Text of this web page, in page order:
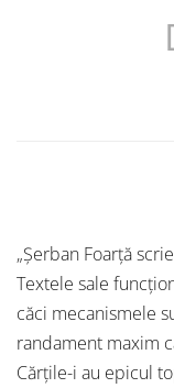
„Șerban Foarță
Textele sale
căci mecanismele
randament maxim
Cărțile-i au epicul